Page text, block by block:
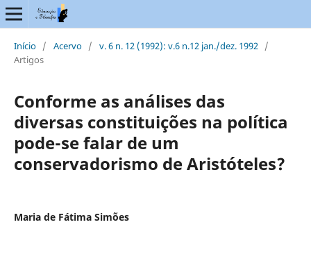
Início / Acervo / v. 6 n. 12 (1992): v.6 n.12 jan./dez. 1992 /
Artigos
Conforme as análises das
diversas constituições na política
pode-se falar de um
conservadorismo de Aristóteles?
Maria de Fátima Simões